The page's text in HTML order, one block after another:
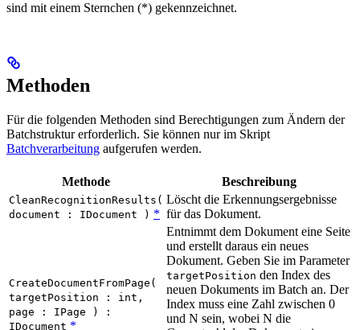
sind mit einem Sternchen (*) gekennzeichnet.
Methoden
Für die folgenden Methoden sind Berechtigungen zum Ändern der
Batchstruktur erforderlich. Sie können nur im Skript
Batchverarbeitung aufgerufen werden.
Methode Beschreibung
CleanRecognitionResults(
document : IDocument ) *
Löscht die Erkennungsergebnisse
für das Dokument.
CreateDocumentFromPage(
targetPosition : int,
page : IPage ) :
IDocument *
Entnimmt dem Dokument eine Seite
und erstellt daraus ein neues
Dokument. Geben Sie im Parameter
targetPosition den Index des
neuen Dokuments im Batch an. Der
Index muss eine Zahl zwischen 0
und N sein, wobei N die